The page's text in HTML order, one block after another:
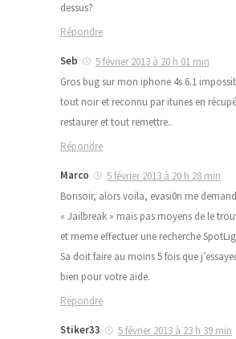
dessus?
Répondre
Seb
5 février 2013 à 20 h 01 min
Gros bug sur mon iphone 4s 6.1
tout noir et reconnu par itunes en
restaurer et tout remettre..
Répondre
Marco
5 février 2013 à 20 h 28 min
Bonsoir, alors voila, evasi0n me
« Jailbreak » mais pas moyens de le
et meme effectuer une recherche
Sa doit faire au moins 5 fois que
bien pour votre aide.
Répondre
Stiker33
5 février 2013 à 23 h 39 min